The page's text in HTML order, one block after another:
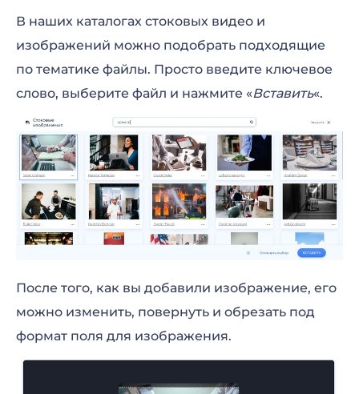
В наших каталогах стоковых видео и
изображений можно подобрать подходящие
по тематике файлы. Просто введите ключевое
слово, выберите файл и нажмите «Вставить«.
После того, как вы добавили изображение, его
можно изменить, повернуть и обрезать под
формат поля для изображения.